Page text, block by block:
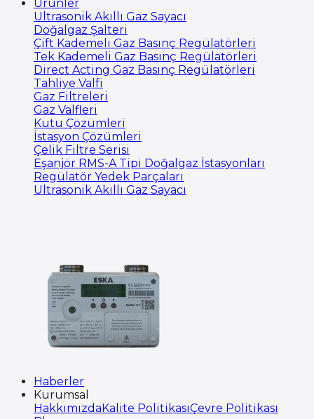
Ürünler
Ultrasonik Akıllı Gaz Sayacı
Doğalgaz Şalteri
Çift Kademeli Gaz Basınç Regülatörleri
Tek Kademeli Gaz Basınç Regülatörleri
Direct Acting Gaz Basınç Regülatörleri
Tahliye Valfi
Gaz Filtreleri
Gaz Valfleri
Kutu Çözümleri
İstasyon Çözümleri
Çelik Filtre Serisi
Eşanjör RMS-A Tipi Doğalgaz İstasyonları
Regülatör Yedek Parçaları
Ultrasonik Akıllı Gaz Sayacı
Haberler
Kurumsal
HakkımızdaKalite PolitikasıÇevre Politikası